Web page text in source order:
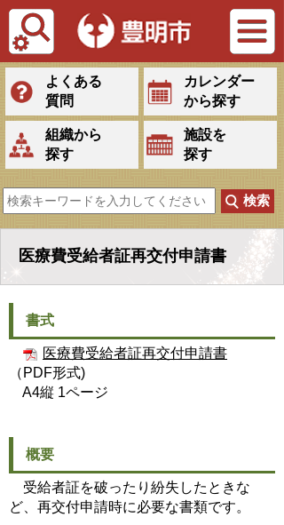
Tiếng Việt
よくある
質問
カレンダー
から探す
組織から
探す
施設を
探す
医療費受給者証再交付申請書
書式
医療費受給者証再交付申請書
（PDF形式)
A4縦 1ページ
概要
受給者証を破ったり紛失したときな
ど、再交付申請時に必要な書類です。